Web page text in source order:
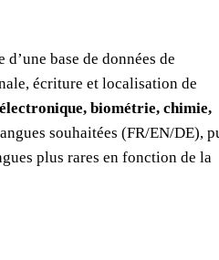
d’une base de données de
écriture et localisation de
biométrie, chimie,
souhaitées (FR/EN/DE),
plus rares en fonction de la